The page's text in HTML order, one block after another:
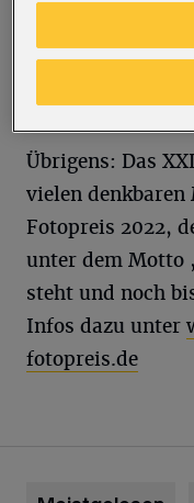
zieren werden.
Wyneken.
Übrigens: Das
vielen
Fotopreis 2022,
unter dem Motto
steht und noch
Infos dazu unter
fotopreis.de